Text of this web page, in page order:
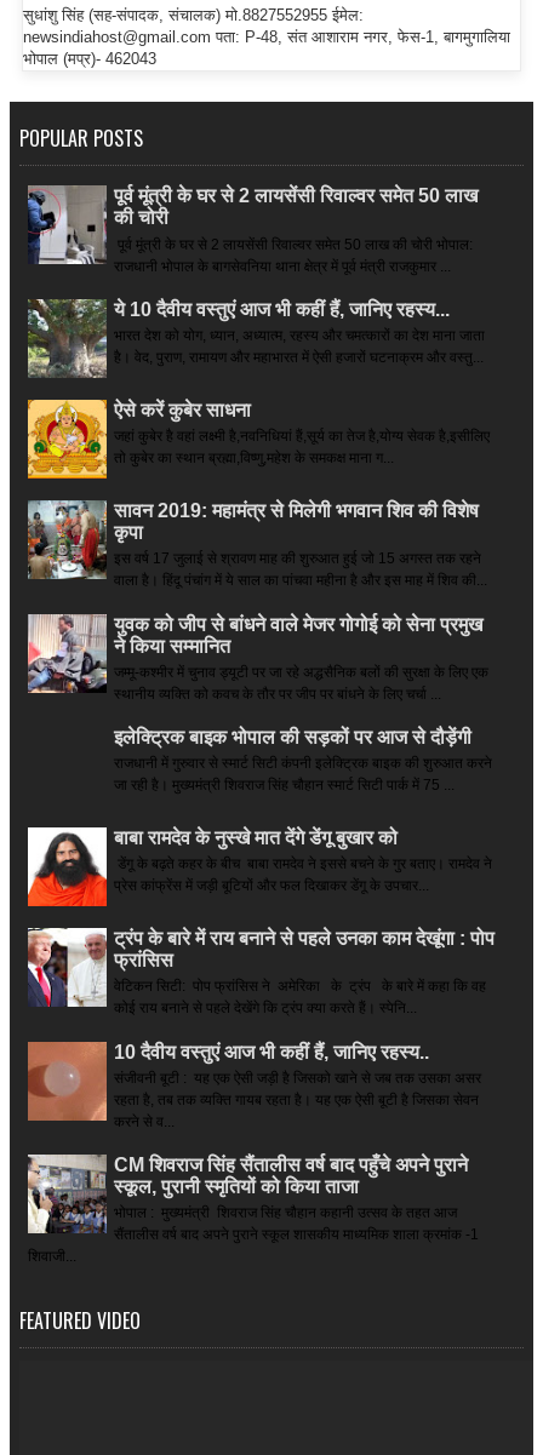
सुधांशु सिंह (सह-संपादक, संचालक) मो.8827552955 ईमेल:
newsindiahost@gmail.com पता: P-48, संत आशाराम नगर, फेस-1, बागमुगालिया
भोपाल (मप्र)- 462043
POPULAR POSTS
पूर्व मूंत्री के घर से 2 लायसेंसी रिवाल्वर समेत 50 लाख
की चोरी
पूर्व मूंत्री के घर से 2 लायसेंसी रिवाल्वर समेत 50 लाख की चोरी भोपाल:
राजधानी भोपाल के बागसेवनिया थाना क्षेत्र में पूर्व मंत्री राजकुमार ...
ये 10 दैवीय वस्तुएं आज भी कहीं हैं, जानिए रहस्य...
भारत देश को योग, ध्यान, अध्यात्म, रहस्य और चमत्कारों का देश माना जाता
है। वेद, पुराण, रामायण और महाभारत में ऐसी हजारों घटनाक्रम और वस्तु...
ऐसे करें कुबेर साधना
जहां कुबेर है­ वहां लक्ष्मी है,नवनिधियां हैं,सूर्य का तेज है,योग्य सेवक है,इसीलिए
तो कुबेर का स्थान ब्रह्मा,विष्णु,महेश के समकक्ष माना ग...
सावन 2019: महामंत्र से मिलेगी भगवान शिव की विशेष
कृपा
इस वर्ष 17 जुलाई से श्रावण माह की शुरुआत हुई जो 15 अगस्त तक रहने
वाला है। हिंदू पंचांग में ये साल का पांचवा महीना है और इस माह में शिव की...
युवक को जीप से बांधने वाले मेजर गोगोई को सेना प्रमुख
ने किया सम्‍मानित
जम्मू-कश्मीर में चुनाव ड्यूटी पर जा रहे अद्धसैनिक बलों की सुरक्षा के लिए एक
स्थानीय व्यक्ति को कवच के तौर पर जीप पर बांधने के लिए चर्चा ...
इलेक्ट्रिक बाइक भोपाल की सड़कों पर आज से दौड़ेंगी
राजधानी में गुरुवार से स्मार्ट सिटी कंपनी इलेक्ट्रिक बाइक की शुरुआत करने
जा रही है। मुख्यमंत्री शिवराज सिंह चौहान स्मार्ट सिटी पार्क में 75 ...
बाबा रामदेव के नुस्खे मात देंगे डेंगू बुखार को
डेंगू के बढ़ते कहर के बीच बाबा रामदेव ने इससे बचने के गुर बताए। रामदेव ने
प्रेस कांफ्रेंस में जड़ी बूटियों और फल दिखाकर डेंगू के उपचार...
ट्रंप के बारे में राय बनाने से पहले उनका काम देखूंगा : पोप
फ्रांसिस
वेटिकन सिटी: पोप फ्रांसिस ने अमेरिका के ट्रंप के बारे में कहा कि वह
कोई राय बनाने से पहले देखेंगे कि ट्रंप क्या करते हैं। स्पेनि...
10 दैवीय वस्तुएं आज भी कहीं हैं, जानिए रहस्य..
संजीवनी बूटी : यह एक ऐसी जड़ी है जिसको खाने से जब तक उसका असर
रहता है, तब तक व्यक्ति गायब रहता है। यह एक ऐसी बूटी है जिसका सेवन
करने से व...
CM शिवराज सिंह सैंतालीस वर्ष बाद पहुँचे अपने पुराने
स्कूल, पुरानी स्मृतियों को किया ताजा
भोपाल : मुख्यमंत्री शिवराज सिंह चौहान कहानी उत्सव के तहत आज
सैंतालीस वर्ष बाद अपने पुराने स्कूल शासकीय माध्यमिक शाला क्रमांक -1
शिवाजी...
FEATURED VIDEO